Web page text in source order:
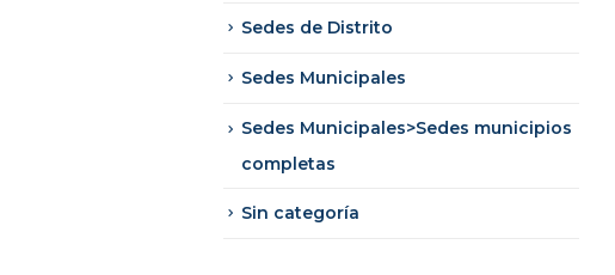
Sedes de Distrito
Sedes Municipales
Sedes Municipales>Sedes municipios
completas
Sin categoría